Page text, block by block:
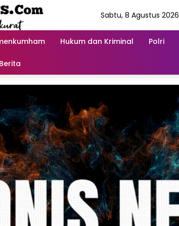
Sabtu, 8 Agustus 2026
Hukum dan Kriminal Polri